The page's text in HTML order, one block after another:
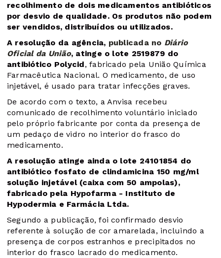
recolhimento de dois medicamentos antibióticos
por desvio de qualidade. Os produtos não podem
ser vendidos, distribuídos ou utilizados.
A resolução da agência, publicada no Diário
Oficial da União, atinge o lote 2519879 do
antibiótico Polycid, fabricado pela União Química
Farmacêutica Nacional. O medicamento, de uso
injetável, é usado para tratar infecções graves.
De acordo com o texto, a Anvisa recebeu
comunicado de recolhimento voluntário iniciado
pelo próprio fabricante por conta da presença de
um pedaço de vidro no interior do frasco do
medicamento.
A resolução atinge ainda o lote 24101854 do
antibiótico fosfato de clindamicina 150 mg/ml
solução injetável (caixa com 50 ampolas),
fabricado pela Hypofarma - Instituto de
Hypodermia e Farmácia Ltda.
Segundo a publicação, foi confirmado desvio
referente à solução de cor amarelada, incluindo a
presença de corpos estranhos e precipitados no
interior do frasco lacrado do medicamento.